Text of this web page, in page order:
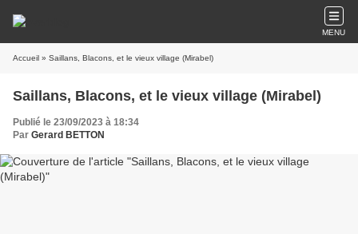
MENU
Accueil » Saillans, Blacons, et le vieux village (Mirabel)
Saillans, Blacons, et le vieux village (Mirabel)
Publié le 23/09/2023 à 18:34
Par Gerard BETTON